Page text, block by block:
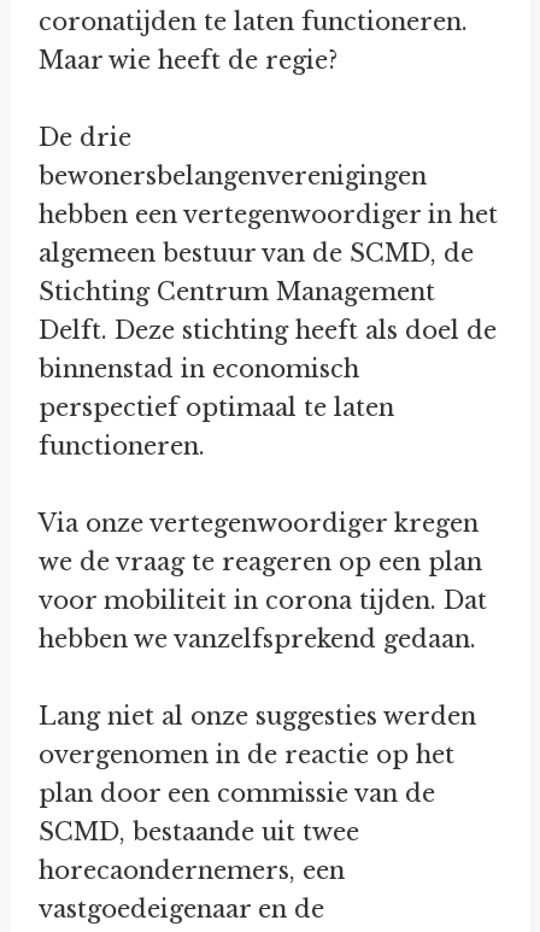
coronatijden te laten functioneren.
Maar wie heeft de regie?
De drie
bewonersbelangenverenigingen
hebben een vertegenwoordiger in het
algemeen bestuur van de SCMD, de
Stichting Centrum Management
Delft. Deze stichting heeft als doel de
binnenstad in economisch
perspectief optimaal te laten
functioneren.
Via onze vertegenwoordiger kregen
we de vraag te reageren op een plan
voor mobiliteit in corona tijden. Dat
hebben we vanzelfsprekend gedaan.
Lang niet al onze suggesties werden
overgenomen in de reactie op het
plan door een commissie van de
SCMD, bestaande uit twee
horecaondernemers, een
vastgoedeigenaar en de